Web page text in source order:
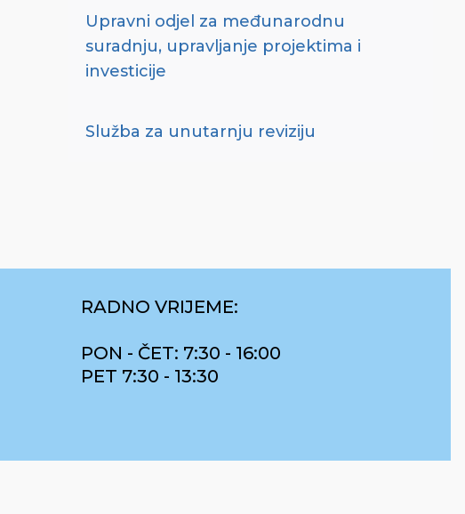
Upravni odjel za međunarodnu
suradnju, upravljanje projektima i
investicije
Služba za unutarnju reviziju
RADNO VRIJEME:
PON - ČET: 7:30 - 16:00
PET 7:30 - 13:30